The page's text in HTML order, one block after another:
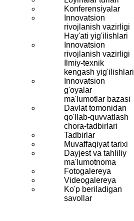
Konferensiyalar
Innovatsion
rivojlanish vazirligi
Hay'ati yig'ilishlari
Innovatsion
rivojlanish vazirligi
Ilmiy-texnik
kengash yig'ilishlari
Innovatsion
g'oyalar
ma'lumotlar bazasi
Davlat tomonidan
qo'llab-quvvatlash
chora-tadbirlari
Tadbirlar
Muvaffaqiyat tarixi
Dayjest va tahliliy
ma'lumotnoma
Fotogalereya
Videogalereya
Ko'p beriladigan
savollar